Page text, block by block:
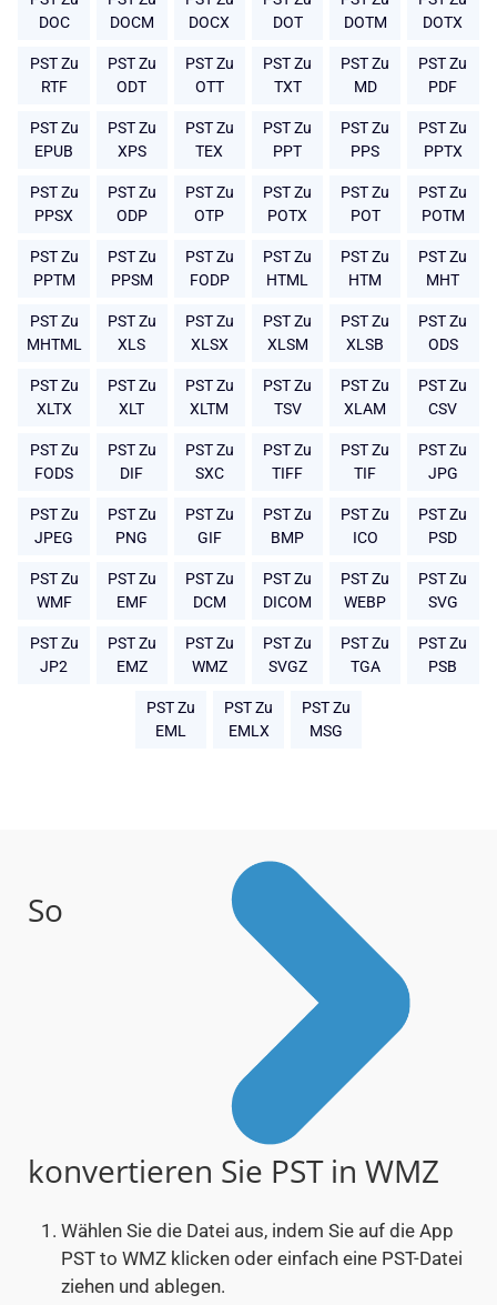
DOC
DOCM
DOCX
DOT
DOTM
DOTX
PST Zu
RTF
PST Zu
ODT
PST Zu
OTT
PST Zu
TXT
PST Zu
MD
PST Zu
PDF
PST Zu
EPUB
PST Zu
XPS
PST Zu
TEX
PST Zu
PPT
PST Zu
PPS
PST Zu
PPTX
PST Zu
PPSX
PST Zu
ODP
PST Zu
OTP
PST Zu
POTX
PST Zu
POT
PST Zu
POTM
PST Zu
PPTM
PST Zu
PPSM
PST Zu
FODP
PST Zu
HTML
PST Zu
HTM
PST Zu
MHT
PST Zu
MHTML
PST Zu
XLS
PST Zu
XLSX
PST Zu
XLSM
PST Zu
XLSB
PST Zu
ODS
PST Zu
XLTX
PST Zu
XLT
PST Zu
XLTM
PST Zu
TSV
PST Zu
XLAM
PST Zu
CSV
PST Zu
FODS
PST Zu
DIF
PST Zu
SXC
PST Zu
TIFF
PST Zu
TIF
PST Zu
JPG
PST Zu
JPEG
PST Zu
PNG
PST Zu
GIF
PST Zu
BMP
PST Zu
ICO
PST Zu
PSD
PST Zu
WMF
PST Zu
EMF
PST Zu
DCM
PST Zu
DICOM
PST Zu
WEBP
PST Zu
SVG
PST Zu
JP2
PST Zu
EMZ
PST Zu
WMZ
PST Zu
SVGZ
PST Zu
TGA
PST Zu
PSB
PST Zu
EML
PST Zu
EMLX
PST Zu
MSG
So
konvertieren Sie PST in WMZ
Wählen Sie die Datei aus, indem Sie auf die App
PST to WMZ klicken oder einfach eine PST-Datei
ziehen und ablegen.